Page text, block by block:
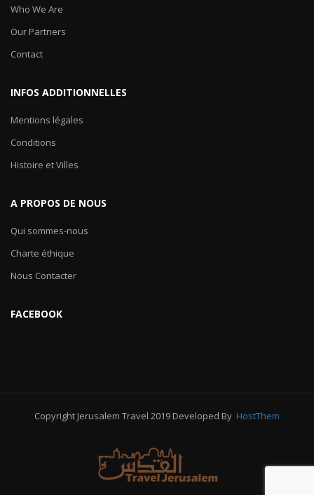
Who We Are
Our Partners
Contact
INFOS ADDITIONNELLES
Mentions légales
Conditions
Histoire et Villes
A PROPOS DE NOUS
Qui sommes-nous
Charte éthique
Nous Contacter
FACEBOOK
Copyright Jerusalem Travel 2019 Developed By HostThem